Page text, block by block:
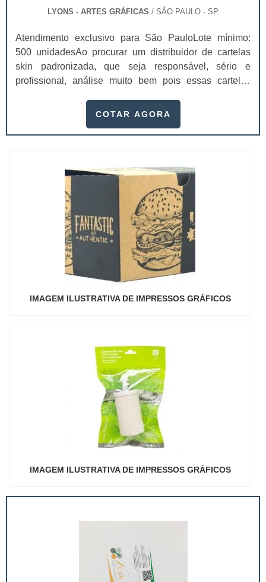
LYONS - ARTES GRÁFICAS / SÃO PAULO - SP
Atendimento exclusivo para São PauloLote mínimo:
500 unidadesAo procurar um distribuidor de cartelas
skin padronizada, que seja responsável, sério e
profissional, análise muito bem pois essas cartelas
produto.A busca por empresas sérias para adquirir esse
podem assegurar aos clientes características pontuais
COTAR AGORA
IMAGEM ILUSTRATIVA DE IMPRESSOS GRÁFICOS
IMAGEM ILUSTRATIVA DE IMPRESSOS GRÁFICOS